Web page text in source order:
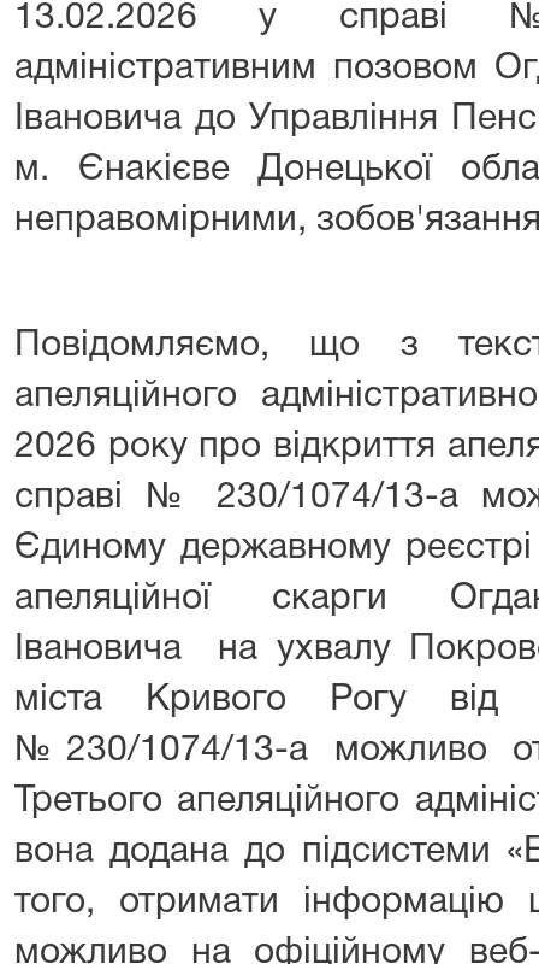
13.02.2026 у справі
адміністративним позовом
Івановича до Управління
м. Єнакієве Донецької
неправомірними, зобов'язання
Повідомляємо, що з
апеляційного
2026 року про відкриття
справі № 230/1074/13-а
Єдиному державному
апеляційної скарги
Івановича на ухвалу
міста Кривого Рогу від
№230/1074/13-а можливо
Третього апеляційного
вона додана до підсистеми
того, отримати інформацію
можливо на офіційному веб-